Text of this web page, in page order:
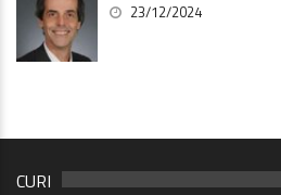
23/12/2024
CURI